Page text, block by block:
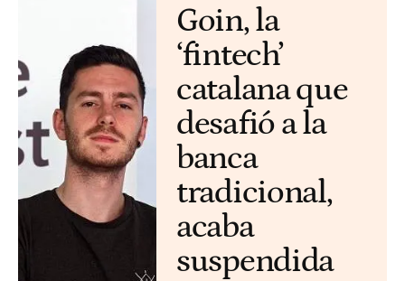
Goin, la
‘fintech’
catalana que
desafió a la
banca
tradicional,
acaba
suspendida